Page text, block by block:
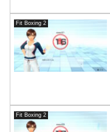
Fit Boxing 2
Fit Boxing 2